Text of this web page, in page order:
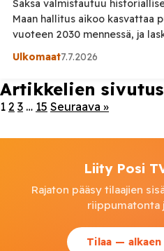
Saksa valmistautuu
Maan hallitus aikoo kasvattaa
vuoteen 2030 mennessä, ja
osin velalla. Saksa aikoo
Echos’n analyysissä. Kyse on
suunnanmuutoksesta maalle,
tiukasta talouskuristaan. Nyt
Ulkomaat7.7.2026
Artikkelien sivutus
1 2 3 … 15 Seuraava »
Liity Posi
Rajaton pääsy tilaajien
riippumatonta
Tilaa —